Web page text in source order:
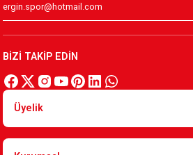
2.000,00 TL
BİZİ TAKİP EDİN
Üyelik